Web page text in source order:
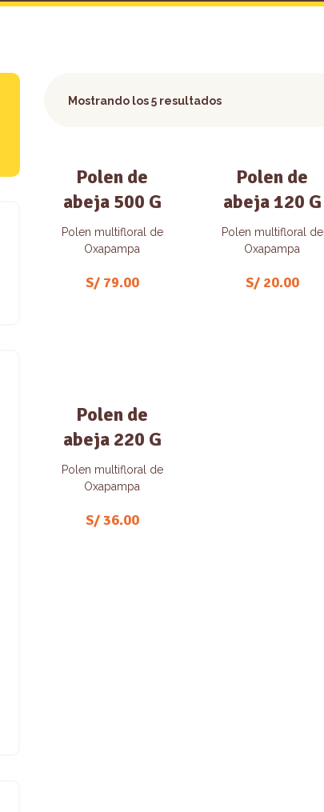
Mostrando los 5 resultados
Polen de
abeja 500 G
Polen multifloral de
Oxapampa
S/79.00
Polen de
abeja 120 G
Polen multifloral de
Oxapampa
S/20.00
Polen de
abeja 220 G
Polen multifloral de
Oxapampa
S/36.00